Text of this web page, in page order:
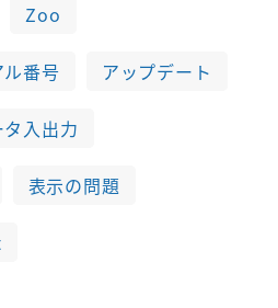
Zoo
番号 アップデート
入出力
表示の問題